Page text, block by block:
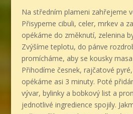
Na středním plameni zahřejeme
Přisypeme cibuli, celer, mrkev a
opékáme do změknutí, zelenina
Zvýšíme teplotu, do pánve
promícháme, aby se kousky
Přihodíme česnek, rajčatové
opékáme asi 3 minuty. Poté
vývar, bylinky a bobkový list a
jednotlivé ingredience spojily.